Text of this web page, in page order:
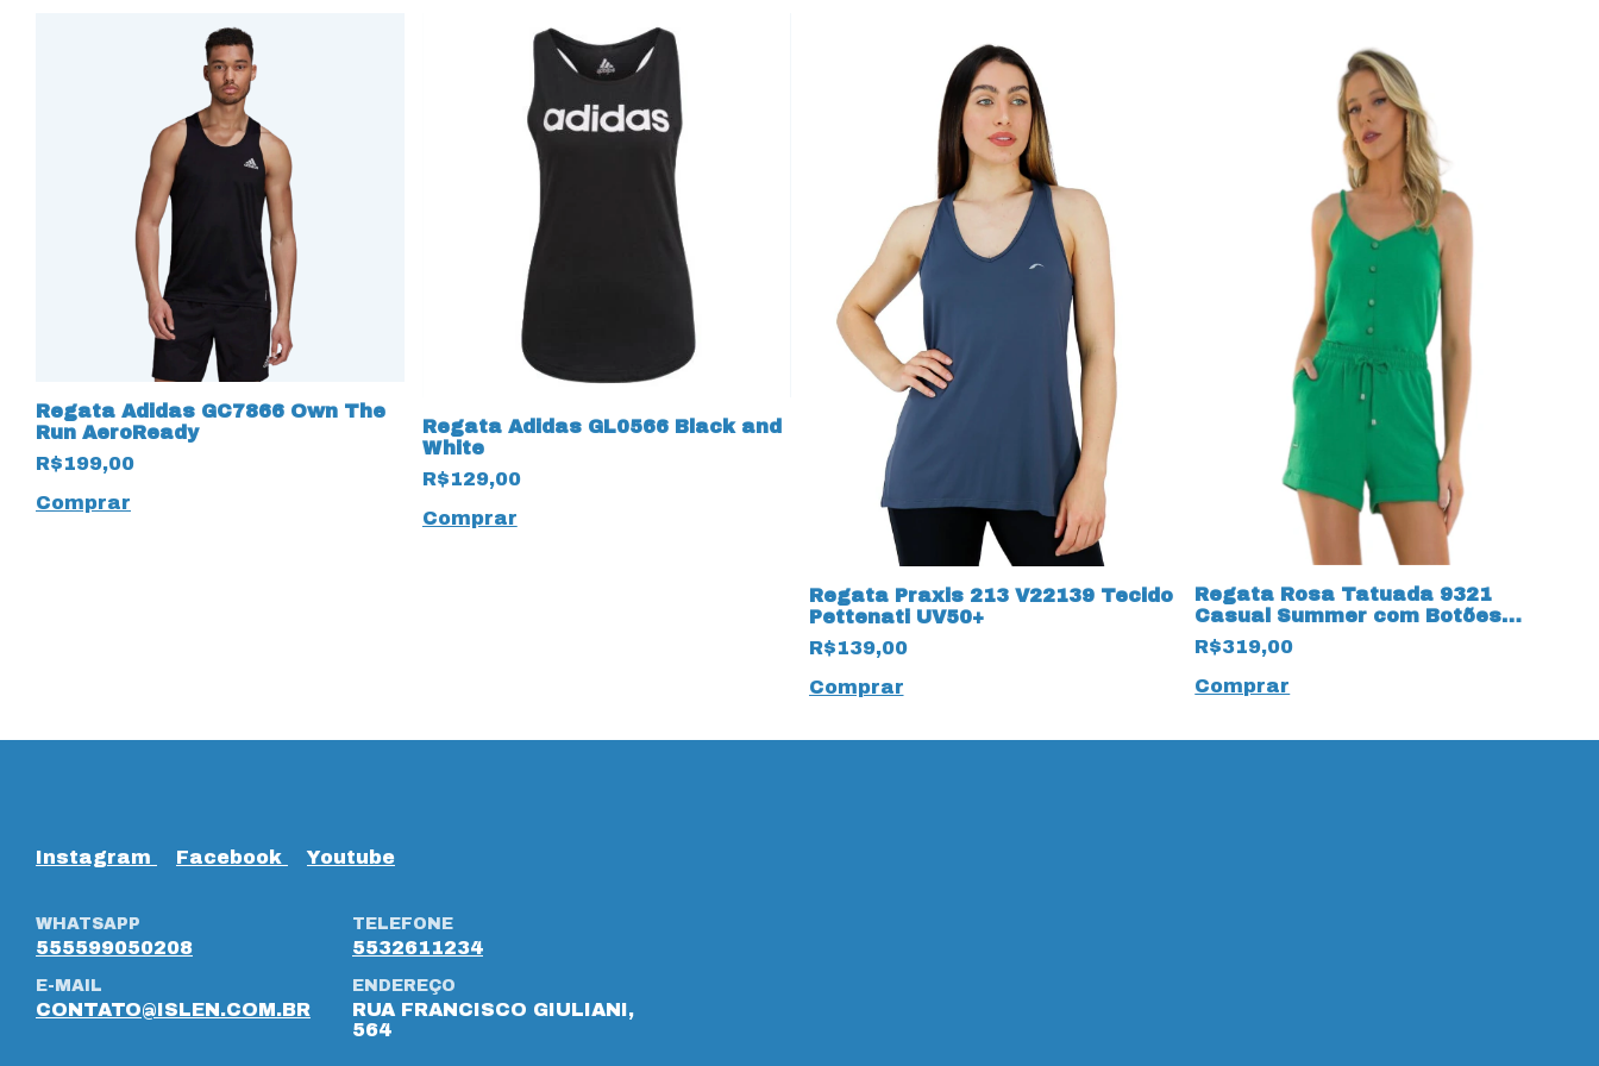
Regata Adidas GC7866 Own The
Run AeroReady
R$199,00
Comprar
Regata Adidas GL0566 Black and
White
R$129,00
Comprar
Regata Praxis 213 V22139 Tecido
Pettenati UV50+
R$139,00
Comprar
Regata Rosa Tatuada 9321
Casual Summer com Botões
Verde
R$319,00
Comprar
Instagram Facebook Youtube
WHATSAPP
555599050208
TELEFONE
5532611234
E-MAIL
CONTATO@ISLEN.COM.BR
ENDEREÇO
RUA FRANCISCO GIULIANI,
564